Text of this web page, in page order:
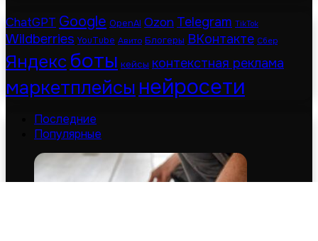
ChatGPT Google OpenAI Ozon Telegram TikTok
Wildberries YouTube Авито Блогеры ВКонтакте Сбер
Яндексботы кейсы контекстная реклама
маркетплейсы нейросети
Последние
Популярные